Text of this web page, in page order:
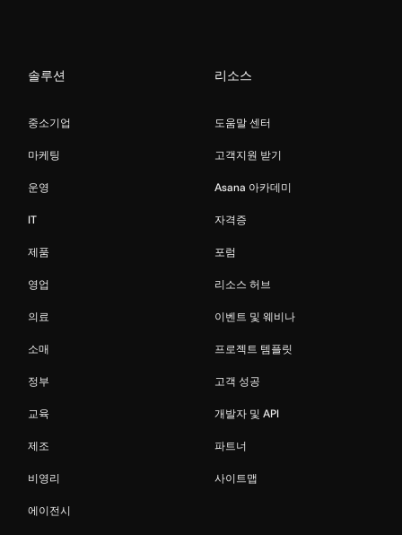
솔루션
중소기업
마케팅
운영
IT
제품
영업
의료
소매
정부
교육
제조
비영리
에이전시
리소스
도움말 센터
고객지원 받기
Asana 아카데미
자격증
포럼
리소스 허브
이벤트 및 웨비나
프로젝트 템플릿
고객 성공
개발자 및 API
파트너
사이트맵